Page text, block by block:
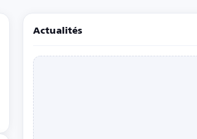
Actualités